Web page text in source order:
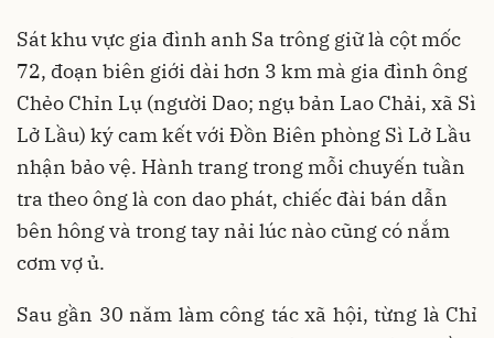
Sát khu vực gia đình anh Sa trông giữ là cột mốc
72, đoạn biên giới dài hơn 3 km mà gia đình ông
Chẻo Chỉn Lụ (người Dao; ngụ bản Lao Chải, xã Sì
Lở Lầu) ký cam kết với Đồn Biên phòng Sì Lở Lầu
nhận bảo vệ. Hành trang trong mỗi chuyến tuần
tra theo ông là con dao phát, chiếc đài bán dẫn
bên hông và trong tay nải lúc nào cũng có nắm
cơm vợ ủ.
Sau gần 30 năm làm công tác xã hội, từng là Chỉ